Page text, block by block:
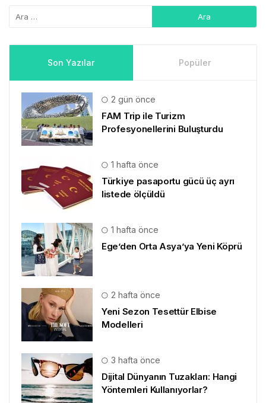
Son Yazılar Popüler
2 gün önce
FAM Trip ile Turizm
Profesyonellerini Buluşturdu
1 hafta önce
Türkiye pasaportu gücü üç ayrı
listede ölçüldü
1 hafta önce
Ege’den Orta Asya’ya Yeni Köprü
2 hafta önce
Yeni Sezon Tesettür Elbise
Modelleri
3 hafta önce
Dijital Dünyanın Tuzakları: Hangi
Yöntemleri Kullanıyorlar?